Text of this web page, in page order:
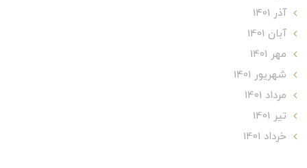
آذر 1401
آبان 1401
مهر 1401
شهریور 1401
مرداد 1401
تير 1401
خرداد 1401